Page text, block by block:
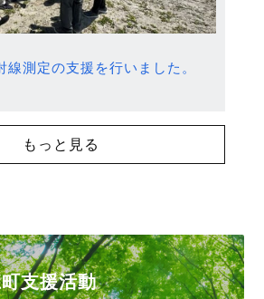
線測定の支援を行いました。
もっと見る
支援活動